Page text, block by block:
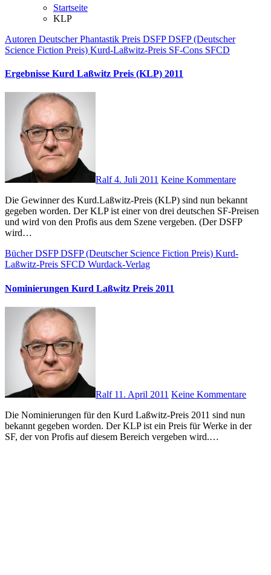
Startseite
KLP
Autoren Deutscher Phantastik Preis DSFPDSFP (Deutscher
Science Fiction Preis) Kurd-Laßwitz-Preis SF-Cons SFCD
Ergebnisse Kurd Laßwitz Preis (KLP) 2011
Ralf4. Juli 2011 Keine Kommentare
Die Gewinner des Kurd.Laßwitz-Preis (KLP) sind nun bekannt
gegeben worden. Der KLP ist einer von drei deutschen SF-Preisen
und wird von den Profis aus dem Szene vergeben. (Der DSFP
wird…
BücherDSFPDSFP (Deutscher Science Fiction Preis) Kurd-
Laßwitz-Preis SFCD Wurdack-Verlag
Nominierungen Kurd Laßwitz Preis 2011
Ralf 11. April 2011 Keine Kommentare
Die Nominierungen für den Kurd Laßwitz-Preis 2011 sind nun
bekannt gegeben worden. Der KLP ist ein Preis für Werke in der
SF, der von Profis auf diesem Bereich vergeben wird.…